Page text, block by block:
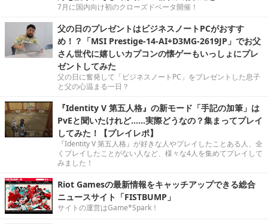
7月に国内向け初のクローズドベータ開催！
父の日のプレゼントはビジネスノートPCがおすす
め！？「MSI Prestige-14-AI+D3MG-2619JP」でお父
さん世代に嬉しいカプコンの懐ゲーもいっしょにプレ
ゼントしてみた
父の日に奮発して「ビジネスノートPC」をプレゼントした息子
と父の心温まる一日？
『Identity V 第五人格』の新モード「手記の加筆」は
PvEと聞いたけれど……実際どうなの？集まってプレイ
してみた！【プレイレポ】
『Identity V 第五人格』が好きな人やプレイしたことある人、全
くプレイしたことがない人など、様々な4人を集めてプレイして
みました！
Riot Gamesの最新情報をキャッチアップできる総合
ニュースサイト「FISTBUMP」
サイトの運営はGame*Spark！